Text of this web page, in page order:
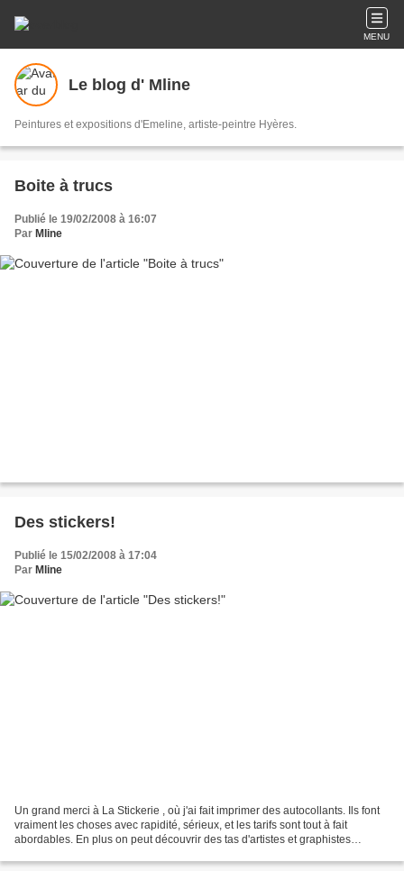
MENU
Le blog d' Mline
Peintures et expositions d'Emeline, artiste-peintre Hyères.
Boite à trucs
Publié le 19/02/2008 à 16:07
Par Mline
Des stickers!
Publié le 15/02/2008 à 17:04
Par Mline
Un grand merci à La Stickerie , où j'ai fait imprimer des autocollants. Ils font
vraiment les choses avec rapidité, sérieux, et les tarifs sont tout à fait
abordables. En plus on peut découvrir des tas d'artistes et graphistes